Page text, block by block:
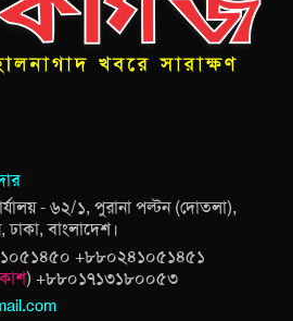
- ৬২/১, পুরানা পল্টন (দোতলা),
বাংলাদেশ।
+৮৮০২৪১০৫১৪৫১
) +৮৮০১৭১৩১৮০০৫৩